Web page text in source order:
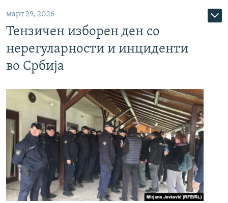
март 29, 2026
Тензичен изборен ден со
нерегуларности и инциденти
во Србија